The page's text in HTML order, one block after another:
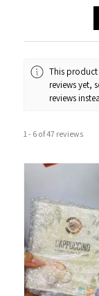
門市資料：觀
Whatsapp：
訂購及送貨時間
若果商品不幸
或電話方式通
This
reviews yet,
reviews
1 - 6 of 47 reviews